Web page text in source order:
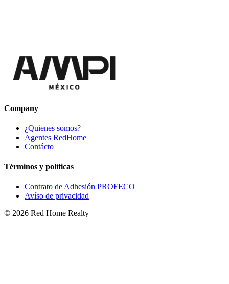
Company
¿Quienes somos?
Agentes RedHome
Contácto
Términos y políticas
Contrato de Adhesión PROFECO
Avíso de privacidad
© 2026 Red Home Realty